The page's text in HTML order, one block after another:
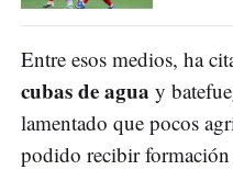
Entre esos medios, ha
cubas de agua y
lamentado que pocos
podido recibir formación